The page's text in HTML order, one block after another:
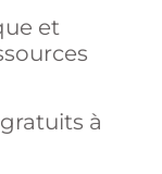
et
à